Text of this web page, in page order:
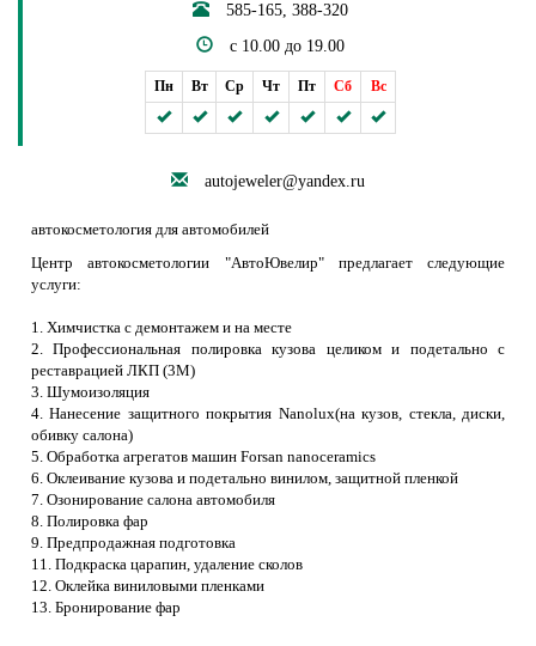
585-165, 388-320
с 10.00 до 19.00
Пн Вт Ср Чт Пт Сб Вс
autojeweler@yandex.ru
автокосметология для автомобилей
Центр автокосметологии "АвтоЮвелир" предлагает следующие
услуги:
1. Химчистка с демонтажем и на месте
2. Профессиональная полировка кузова целиком и подетально с
реставрацией ЛКП (3М )
3. Шумоизоляция
4. Нанесение защитного покрытия Nanolux (на кузов, стекла, диски,
обивку салона)
5. Обработка агрегатов машин Forsan nanoceramics
6. Оклеивание кузова и подетально винилом, защитной пленкой
7. Озонирование салона автомобиля
8. Полировка фар
9. Предпродажная подготовка
11. Подкраска царапин, удаление сколов
12. Оклейка виниловыми пленками
13. Бронирование фар